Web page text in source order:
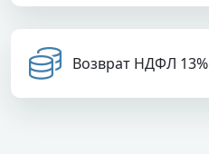
Возврат НДФЛ 13%